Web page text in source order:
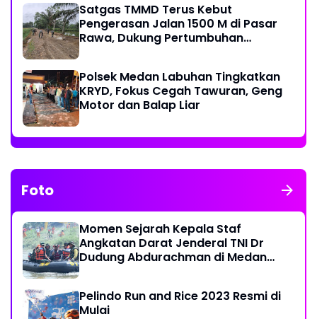
Satgas TMMD Terus Kebut
Pengerasan Jalan 1500 M di Pasar
Rawa, Dukung Pertumbuhan
Polsek Medan Labuhan Tingkatkan
KRYD, Fokus Cegah Tawuran, Geng
Motor dan Balap Liar
Foto
Momen Sejarah Kepala Staf
Angkatan Darat Jenderal TNI Dr
Dudung Abdurachman di Medan
Pelindo Run and Rice 2023 Resmi di
Mulai